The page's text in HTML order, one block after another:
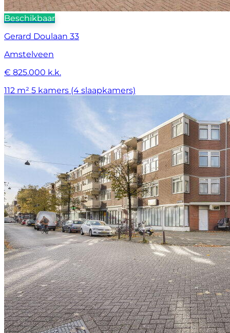
Beschikbaar
Gerard Doulaan 33
Amstelveen
€ 825.000 k.k.
112 m² 5 kamers (4 slaapkamers)